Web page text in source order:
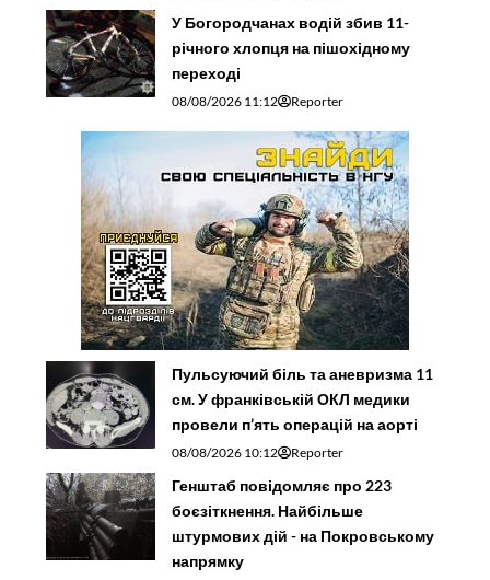
У Богородчанах водій збив 11-
річного хлопця на пішохідному
переході
08/08/2026 11:12 Reporter
Пульсуючий біль та аневризма 11
см. У франківській ОКЛ медики
провели п’ять операцій на аорті
08/08/2026 10:12 Reporter
Генштаб повідомляє про 223
боєзіткнення. Найбільше
штурмових дій - на Покровському
напрямку